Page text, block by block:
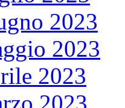
2023
2023
2023
2023